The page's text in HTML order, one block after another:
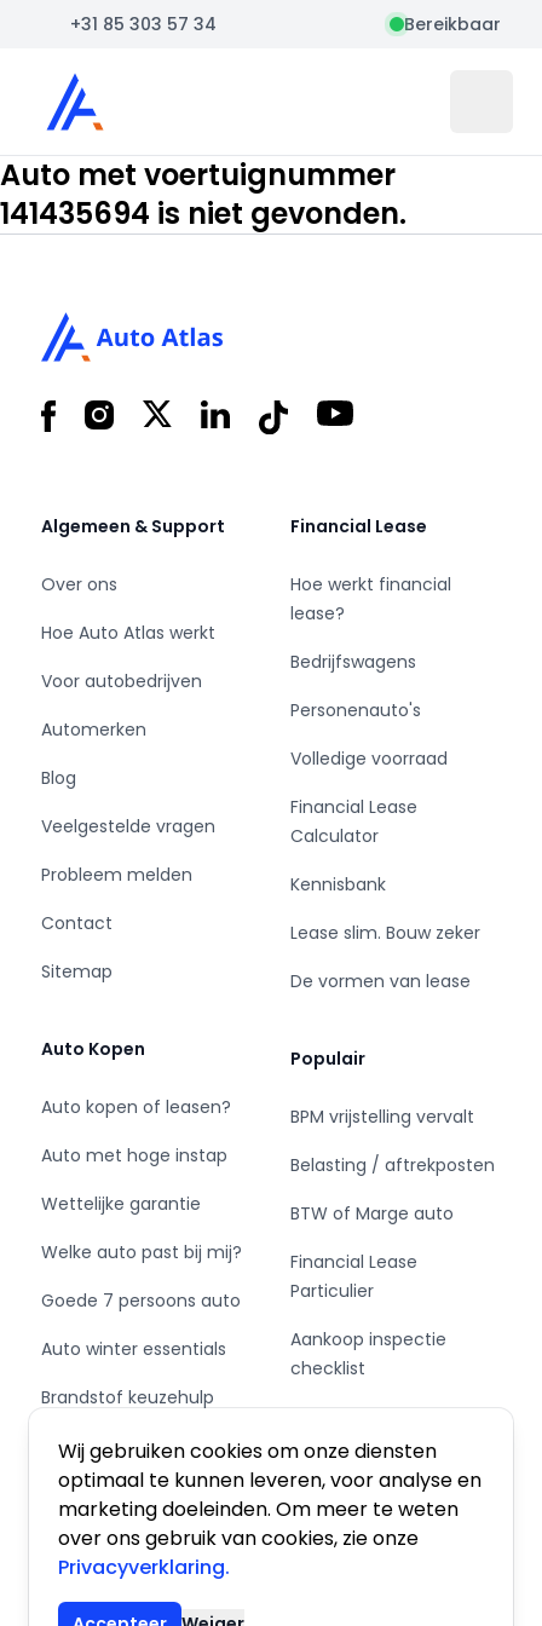
Wij gebruiken cookies om onze diensten
optimaal te kunnen leveren, voor analyse en
marketing doeleinden. Om meer te weten
over ons gebruik van cookies, zie onze
Privacyverklaring.
+31 85 303 57 34 Bereikbaar
Auto Atlas
Auto met voertuignummer
141435694 is niet gevonden.
FacebookInstagram
X LinkedInTiktok YouTube
Algemeen & Support
Over ons
Hoe Auto Atlas werkt
Voor autobedrijven
Automerken
Blog
Veelgestelde vragen
Probleem melden
Contact
Sitemap
Auto Kopen
Auto kopen of leasen?
Auto met hoge instap
Wettelijke garantie
Welke auto past bij mij?
Goede 7 persoons auto
Auto winter essentials
Brandstof keuzehulp
Schakel of automaat?
Financial Lease
Hoe werkt financial
lease?
Bedrijfswagens
Personenauto's
Volledige voorraad
Financial Lease
Calculator
Kennisbank
Lease slim. Bouw zeker
De vormen van lease
Populair
BPM vrijstelling vervalt
Belasting / aftrekposten
BTW of Marge auto
Financial Lease
Particulier
Aankoop inspectie
checklist
Private Leasen,
Financieren of Kopen?